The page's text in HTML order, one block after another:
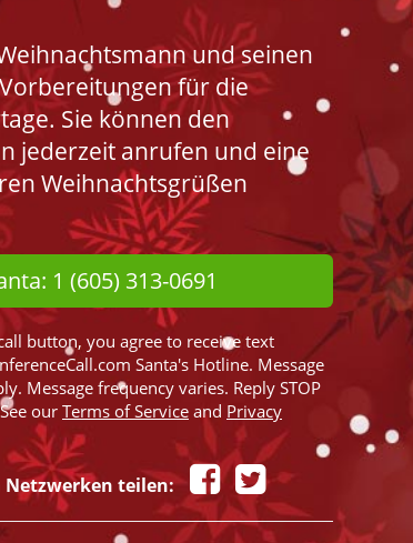
und seinen
für die
Sie können den
jederzeit anrufen und eine
Weihnachtsgrüßen
1 (605) 313-0691
button, you agree to receive text
Santa's Hotline. Message
Message frequency varies. Reply STOP
our Terms of Service and Privacy
Netzwerken teilen: